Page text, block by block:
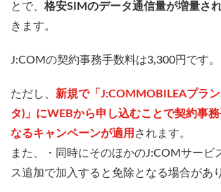
とで、 格安SIMのデータ通信量が増量さ
きます。
J:COMの契約事務手数料は3,300円です。
ただし、 新規で「J:COMMOBILEAプラ
タ)」にWEBから申し込むことで契約事
なるキャンペーンが適用 されます。
また、・同時にそのほかのJ:COMサービ
ス追加で加入すると免除となる場合があ